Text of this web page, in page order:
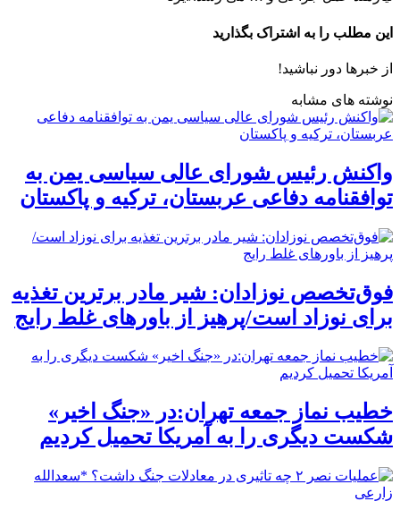
این مطلب را به اشتراک بگذارید
از خبرها دور نباشید!
نوشته های مشابه
واکنش رئیس شورای عالی سیاسی یمن به
توافقنامه دفاعی عربستان، ترکیه و پاکستان
فوق‌تخصص نوزادان: شیر مادر برترین تغذیه
برای نوزاد است/پرهیز از باورهای غلط رایج
خطیب نماز جمعه تهران:در «جنگ اخیر»
شکست دیگری را به آمریکا تحمیل کردیم